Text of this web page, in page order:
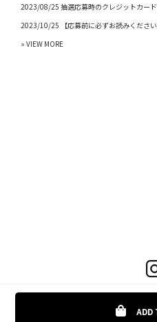
ADD
2023/08/25 抽選応募時のクレジットカー
2023/10/25 【応募前に必ずお読みくださ
» VIEW MORE